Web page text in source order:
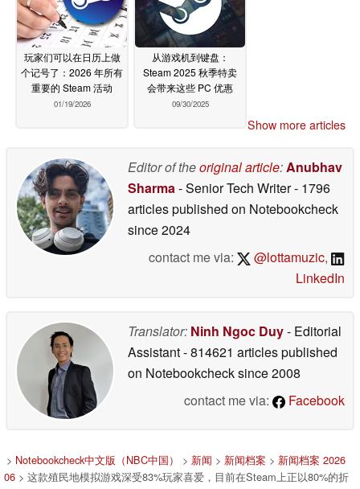
玩家们可以在日历上做
个记号了：2026 年所有
重要的 Steam 活动
01/19/2026
从游戏机到键盘：
Steam 2025 秋季特卖
会带来这些 PC 优惠
09/30/2025
Show more articles
Editor of theoriginal article:Anubhav
Sharma- Senior Tech Writer- 1796
articles published on Notebookcheck
since 2024
contact me via:
@lottamuzic,
LinkedIn
Translator: Ninh Ngoc Duy- Editorial
Assistant- 814621 articles published
on Notebookchecksince 2008
contact me via:
Facebook
> Notebookcheck中文版（NBC中国） > 新闻 > 新闻档案 > 新闻档案 2026
06> 这款殖民地模拟游戏深受83%玩家喜爱，目前在Steam上正以80%的折